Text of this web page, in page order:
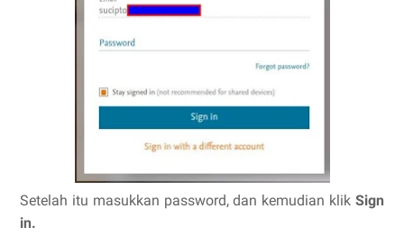
Setelah itu masukkan password, dan kemudian klik Sign
in.